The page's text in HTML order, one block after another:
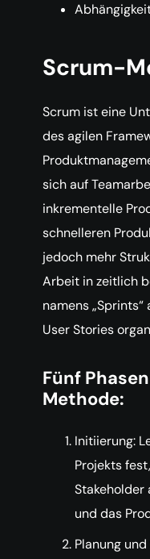
Scrum-
Scrum ist eine
des agilen
sich auf
inkrementelle
schnelleren
jedoch mehr
Arbeit in zeitlich
namens
User Stories
Fünf
Methode:
Initiierung:
Projekts
Stakeholder
und das
Planung